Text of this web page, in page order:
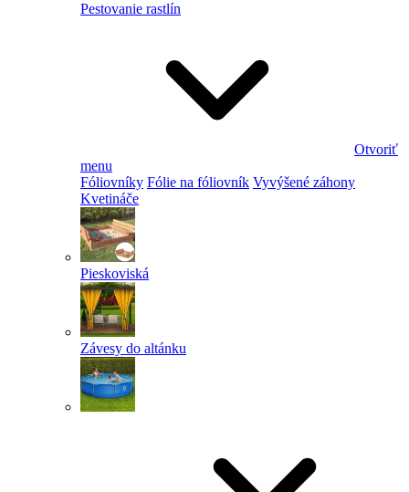
Pestovanie rastlín
Otvoriť
menu
Fóliovníky Fólie na fóliovník Vyvýšené záhony
Kvetináče
Pieskoviská
Závesy do altánku